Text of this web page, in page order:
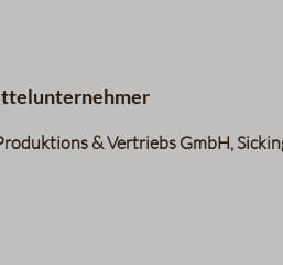
& Vertriebs GmbH,